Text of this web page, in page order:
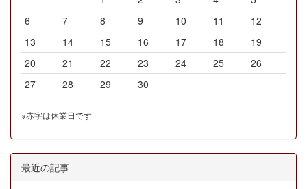
6
7 8 9 10 11
12
13
14 15 16 17 18
19
20
21 22 23 24 25
26
27
28 29 30
※赤字は休業日です
最近の記事